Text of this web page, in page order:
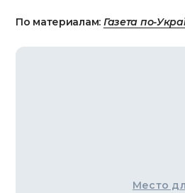
По материалам: Газета по-
Место